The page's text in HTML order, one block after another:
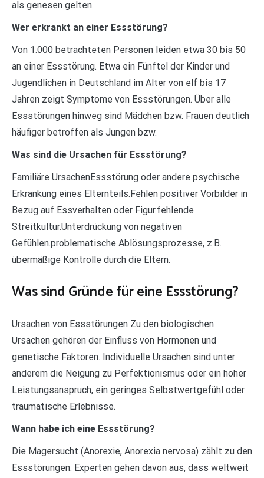
als genesen gelten.
Wer erkrankt an einer Essstörung?
Von 1.000 betrachteten Personen leiden etwa 30 bis 50
an einer Essstörung. Etwa ein Fünftel der Kinder und
Jugendlichen in Deutschland im Alter von elf bis 17
Jahren zeigt Symptome von Essstörungen. Über alle
Essstörungen hinweg sind Mädchen bzw. Frauen deutlich
häufiger betroffen als Jungen bzw.
Was sind die Ursachen für Essstörung?
Familiäre UrsachenEssstörung oder andere psychische
Erkrankung eines Elternteils.Fehlen positiver Vorbilder in
Bezug auf Essverhalten oder Figur.fehlende
Streitkultur.Unterdrückung von negativen
Gefühlen.problematische Ablösungsprozesse, z.B.
übermäßige Kontrolle durch die Eltern.
Was sind Gründe für eine Essstörung?
Ursachen von Essstörungen Zu den biologischen
Ursachen gehören der Einfluss von Hormonen und
genetische Faktoren. Individuelle Ursachen sind unter
anderem die Neigung zu Perfektionismus oder ein hoher
Leistungsanspruch, ein geringes Selbstwertgefühl oder
traumatische Erlebnisse.
Wann habe ich eine Essstörung?
Die Magersucht (Anorexie, Anorexia nervosa) zählt zu den
Essstörungen. Experten gehen davon aus, dass weltweit